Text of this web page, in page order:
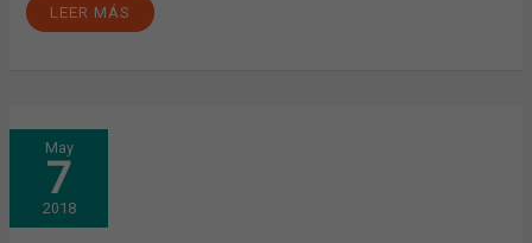
LEER MÁS
May
7
2018
LA
RECETA
ELECTRÓNICA:
SEGUNDO
SERVICIO
SANITARIO
MEJOR